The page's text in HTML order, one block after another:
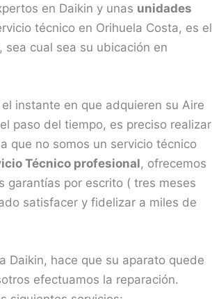
en Daikin y unas unidades
técnico en Orihuela Costa, es el
cual sea su ubicación en
instante en que adquieren su Aire
paso del tiempo, es preciso realizar
que no somos un servicio técnico
Técnico profesional, ofrecemos
garantías por escrito ( tres meses
satisfacer y fidelizar a miles de
Daikin, hace que su aparato quede
efectuamos la reparación.